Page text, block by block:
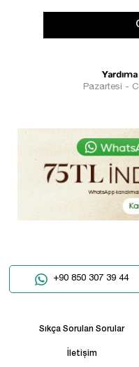
Pazartesi -
+90 850 307 39 44
Sıkça Sorulan Sorular
İletişim